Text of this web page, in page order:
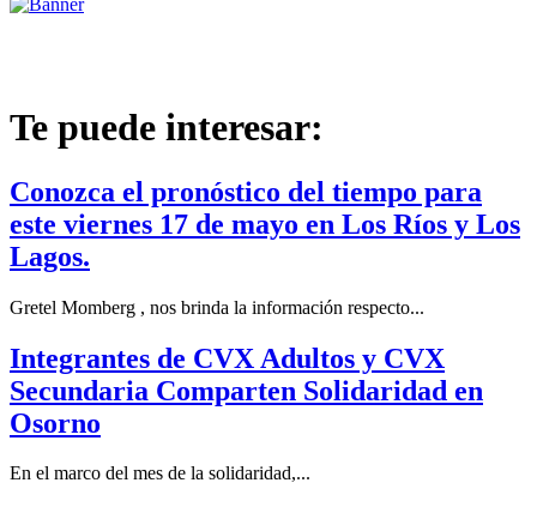
Te puede interesar:
Conozca el pronóstico del tiempo para
este viernes 17 de mayo en Los Ríos y Los
Lagos.
Gretel Momberg , nos brinda la información respecto...
Integrantes de CVX Adultos y CVX
Secundaria Comparten Solidaridad en
Osorno
En el marco del mes de la solidaridad,...